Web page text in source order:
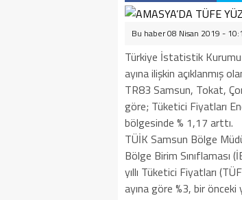
Bu haber 08 Nisan 2019 -
Türkiye İstatistik Kurumu
ayına ilişkin açıklanmış
TR83 Samsun, Tokat,
göre; Tüketici Fiyatları
bölgesinde % 1,17 arttı.
TÜİK Samsun Bölge
Bölge Birim
yıllı Tüketici Fiyatları
ayına göre %3, bir önceki